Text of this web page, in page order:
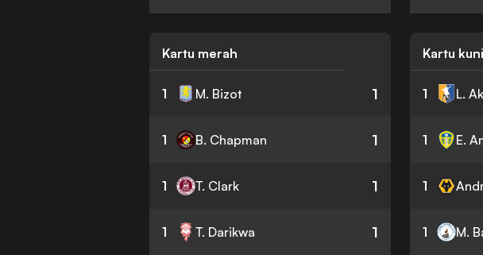
Kartu merah
1 M. Bizot 1
1 B. Chapman 1
1 T. Clark 1
1 T. Darikwa 1
Kartu
1 L.
1 E.
1
1 M.